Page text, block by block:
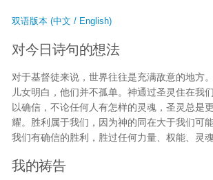
双语版本 (中文 / English)
对今日诗句的想法
对于基督徒来说，世界往往是充满敌意的地方
儿女明白，他们并不孤单。神通过圣灵住在我
以确信，不论任何人有怎样的灵魂，圣灵总是
耀。胜利属于我们，因为神的同在大于我们可
我们有确信的胜利，胜过任何力量、权能、灵魂
我的祷告